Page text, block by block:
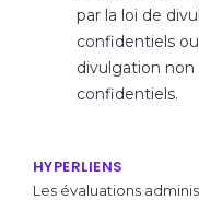
par la loi de
confidentiels
divulgation
confidentiels.
HYPERLIENS
Les évaluations